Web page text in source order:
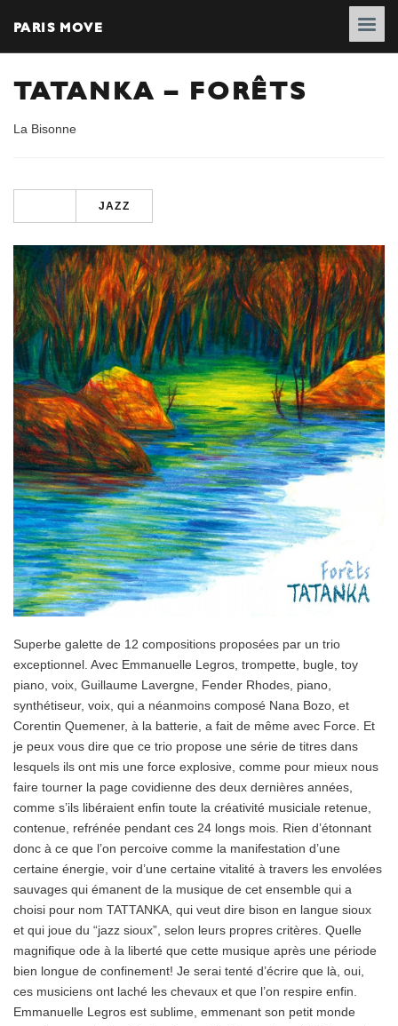
PARIS MOVE
TATANKA – FORÊTS
La Bisonne
JAZZ
Superbe galette de 12 compositions proposées par un trio
exceptionnel. Avec Emmanuelle Legros, trompette, bugle, toy
piano, voix, Guillaume Lavergne, Fender Rhodes, piano,
synthétiseur, voix, qui a néanmoins composé Nana Bozo, et
Corentin Quemener, à la batterie, a fait de même avec Force. Et
je peux vous dire que ce trio propose une série de titres dans
lesquels ils ont mis une force explosive, comme pour mieux nous
faire tourner la page covidienne des deux dernières années,
comme s’ils libéraient enfin toute la créativité musiciale retenue,
contenue, refrénée pendant ces 24 longs mois. Rien d’étonnant
donc à ce que l’on percoive comme la manifestation d’une
certaine énergie, voir d’une certaine vitalité à travers les envolées
sauvages qui émanent de la musique de cet ensemble qui a
choisi pour nom TATTANKA, qui veut dire bison en langue sioux
et qui joue du “jazz sioux”, selon leurs propres critères. Quelle
magnifique ode à la liberté que cette musique après une période
bien longue de confinement! Je serai tenté d’écrire que là, oui,
ces musiciens ont laché les chevaux et que l’on respire enfin.
Emmanuelle Legros est sublime, emmenant son petit monde